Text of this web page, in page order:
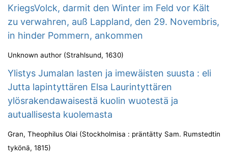
KriegsVolck, darmit den Winter im Feld vor Kält
zu verwahren, auß Lappland, den 29. Novembris,
in hinder Pommern, ankommen
Unknown author (Strahlsund, 1630)
Ylistys Jumalan lasten ja imewäisten suusta : eli
Jutta lapintyttären Elsa Laurintyttären
ylösrakendawaisestä kuolin wuotestä ja
autuallisesta kuolemasta
Gran, Theophilus Olai (Stockholmisa : präntätty Sam. Rumstedtin
tykönä, 1815)